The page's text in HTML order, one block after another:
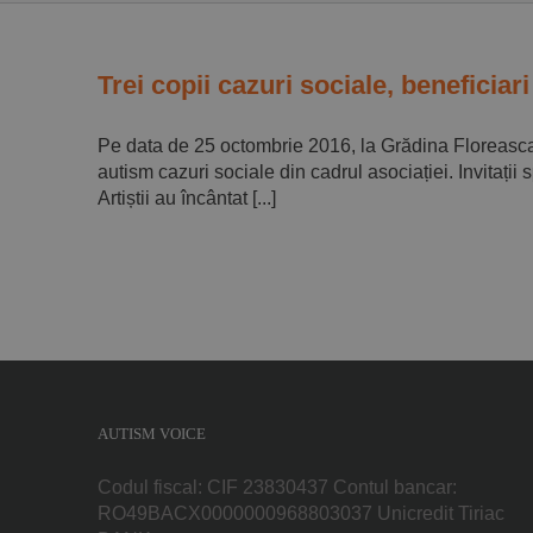
Trei copii cazuri sociale,
Pe data de 25 octombrie 2016, la Grădina
autism cazuri sociale din cadrul asociației. Invitații
Artiștii au încântat [...]
AUTISM VOICE
Codul fiscal: CIF 23830437 Contul bancar:
RO49BACX0000000968803037 Unicredit Tiriac